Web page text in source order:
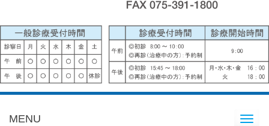
MENU Toggle
navigation